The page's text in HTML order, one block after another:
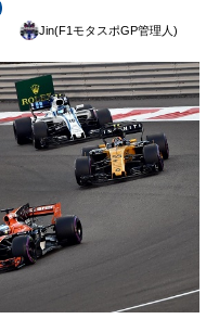
Jin(F1モタスポGP管理人)